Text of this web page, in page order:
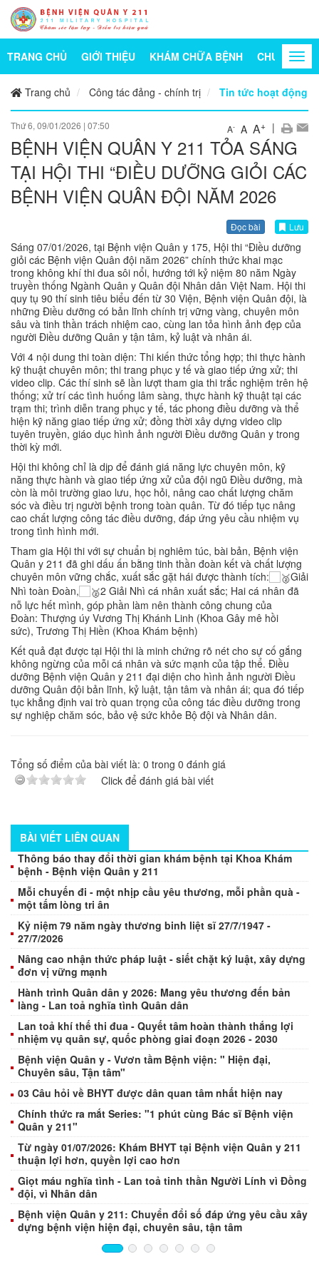
TRANG CHỦ GIỚI THIỆU KHÁM CHỮA BỆNH CHUYÊN
Trang chủ
Công tác đảng - chính trị Tin tức hoạt động
Thứ 6, 09/01/2026 | 07:50 A- A A+ |
BỆNH VIỆN QUÂN Y 211 TỎA SÁNG
TẠI HỘI THI “ĐIỀU DƯỠNG GIỎI CÁC
BỆNH VIỆN QUÂN ĐỘI NĂM 2026
Đọc bài Lưu
Sáng 07/01/2026, tại Bệnh viện Quân y 175, Hội thi “Điều dưỡng
giỏi các Bệnh viện Quân đội năm 2026” chính thức khai mạc
trong không khí thi đua sôi nổi, hướng tới kỷ niệm 80 năm Ngày
truyền thống Ngành Quân y Quân đội Nhân dân Việt Nam. Hội thi
quy tụ 90 thí sinh tiêu biểu đến từ 30 Viện, Bệnh viện Quân đội, là
những Điều dưỡng có bản lĩnh chính trị vững vàng, chuyên môn
sâu và tinh thần trách nhiệm cao, cùng lan tỏa hình ảnh đẹp của
người Điều dưỡng Quân y tận tâm, kỷ luật và nhân ái.
Với 4 nội dung thi toàn diện: Thi kiến thức tổng hợp; thi thực hành
kỹ thuật chuyên môn; thi trang phục y tế và giao tiếp ứng xử; thi
video clip. Các thí sinh sẽ lần lượt tham gia thi trắc nghiệm trên hệ
thống; xử trí các tình huống lâm sàng, thực hành kỹ thuật tại các
trạm thi; trình diễn trang phục y tế, tác phong điều dưỡng và thể
hiện kỹ năng giao tiếp ứng xử; đồng thời xây dựng video clip
tuyên truyền, giáo dục hình ảnh người Điều dưỡng Quân y trong
thời kỳ mới.
Hội thi không chỉ là dịp để đánh giá năng lực chuyên môn, kỹ
năng thực hành và giao tiếp ứng xử của đội ngũ Điều dưỡng, mà
còn là môi trường giao lưu, học hỏi, nâng cao chất lượng chăm
sóc và điều trị người bệnh trong toàn quân. Từ đó tiếp tục nâng
cao chất lượng công tác điều dưỡng, đáp ứng yêu cầu nhiệm vụ
trong tình hình mới.
Tham gia Hội thi với sự chuẩn bị nghiêm túc, bài bản, Bệnh viện
Quân y 211 đã ghi dấu ấn bằng tinh thần đoàn kết và chất lượng
chuyên môn vững chắc, xuất sắc gặt hái được thành tích:
Giải
Nhì toàn Đoàn,
2 Giải Nhì cá nhân xuất sắc; Hai cá nhân đã
nỗ lực hết mình, góp phần làm nên thành công chung của
Đoàn: Thượng úy Vương Thị Khánh Linh (Khoa Gây mê hồi
sức), Trương Thị Hiền (Khoa Khám bệnh)
Kết quả đạt được tại Hội thi là minh chứng rõ nét cho sự cố gắng
không ngừng của mỗi cá nhân và sức mạnh của tập thể. Điều
dưỡng Bệnh viện Quân y 211 đại diện cho hình ảnh người Điều
dưỡng Quân đội bản lĩnh, kỷ luật, tận tâm và nhân ái; qua đó tiếp
tục khẳng định vai trò quan trọng của công tác điều dưỡng trong
sự nghiệp chăm sóc, bảo vệ sức khỏe Bộ đội và Nhân dân.
Tổng số điểm của bài viết là: 0 trong 0 đánh giá
Click để đánh giá bài viết
BÀI VIẾT LIÊN QUAN
Thông báo thay đổi thời gian khám bệnh tại Khoa Khám
bệnh - Bệnh viện Quân y 211
Mỗi chuyến đi - một nhịp cầu yêu thương, mỗi phần quà -
một tấm lòng tri ân
Kỷ niệm 79 năm ngày thương binh liệt sĩ 27/7/1947 -
27/7/2026
Nâng cao nhận thức pháp luật - siết chặt ký luật, xây dựng
đơn vị vững mạnh
Hành trình Quân dân y 2026: Mang yêu thương đến bản
làng - Lan toả nghĩa tình Quân dân
Lan toả khí thế thi đua - Quyết tâm hoàn thành thắng lợi
nhiệm vụ quân sự, quốc phòng giai đoạn 2026 - 2030
Bệnh viện Quân y - Vươn tầm Bệnh viện: " Hiện đại,
Chuyên sâu, Tận tâm"
03 Câu hỏi về BHYT được dân quan tâm nhất hiện nay
Chính thức ra mắt Series: "1 phút cùng Bác sĩ Bệnh viện
Quân y 211"
Từ ngày 01/07/2026: Khám BHYT tại Bệnh viện Quân y 211
thuận lợi hơn, quyền lợi cao hơn
Giọt máu nghĩa tình - Lan toả tinh thần Người Lính vì Đồng
đội, vì Nhân dân
Bệnh viện Quân y 211: Chuyển đổi số đáp ứng yêu cầu xây
dựng bệnh viện hiện đại, chuyên sâu, tận tâm
1
2 3 4 5 » »»